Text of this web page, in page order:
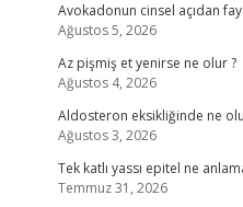
Avokadonun cinsel açıdan
Ağustos 5, 2026
Az pişmiş et yenirse ne olur ?
Ağustos 4, 2026
Aldosteron eksikliğinde ne
Ağustos 3, 2026
Tek katlı yassı epitel ne
Temmuz 31, 2026